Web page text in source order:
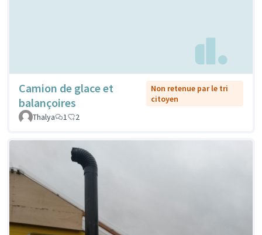
Camion de glace et
balançoires
Non retenue par le tri
citoyen
Thalya
1 2